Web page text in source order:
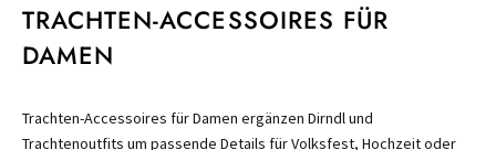
TRACHTEN-ACCESSOIRES FÜR
DAMEN
Trachten-Accessoires für Damen ergänzen Dirndl und
Trachtenoutfits um passende Details für Volksfest, Hochzeit oder